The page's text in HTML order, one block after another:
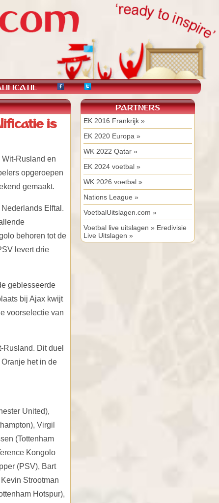
is
Rusland en
opgeroepen
gemaakt.
Elftal.
behoren tot de
levert drie
geblesseerde
bij Ajax kwijt
voorselectie van
Dit duel
het in de
United),
Virgil
(Tottenham
Kongolo
(PSV), Bart
Strootman
Hotspur),
PARTNERS
EK 2016 Frankrijk »
EK 2020 Europa »
WK 2022 Qatar »
EK 2024 voetbal »
WK 2026 voetbal »
Nations League »
VoetbalUitslagen.com »
Voetbal live uitslagen » Eredivisie
Live Uitslagen »